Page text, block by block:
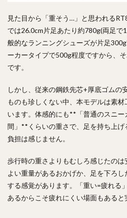
見た目から「重そう…」と思われる
では26.0cm片足あたり約780g(両足で
般的なランニングシューズが片足
ーカータイプで500g程度ですから、
です。
しかし、従来の鋼鉄先芯+厚底ゴムの
ものも珍しくない中、本モデルは素
います。体感的にも**「普通のスニ
間」**くらいの重さで、足を持ち上げ
負担は感じません。
歩行時の重さよりもむしろ感じたの
よい重量があるおかげか、足を下ろ
する感覚があります。「重い=疲れる
あるからこそ疲れにくい場面もあると